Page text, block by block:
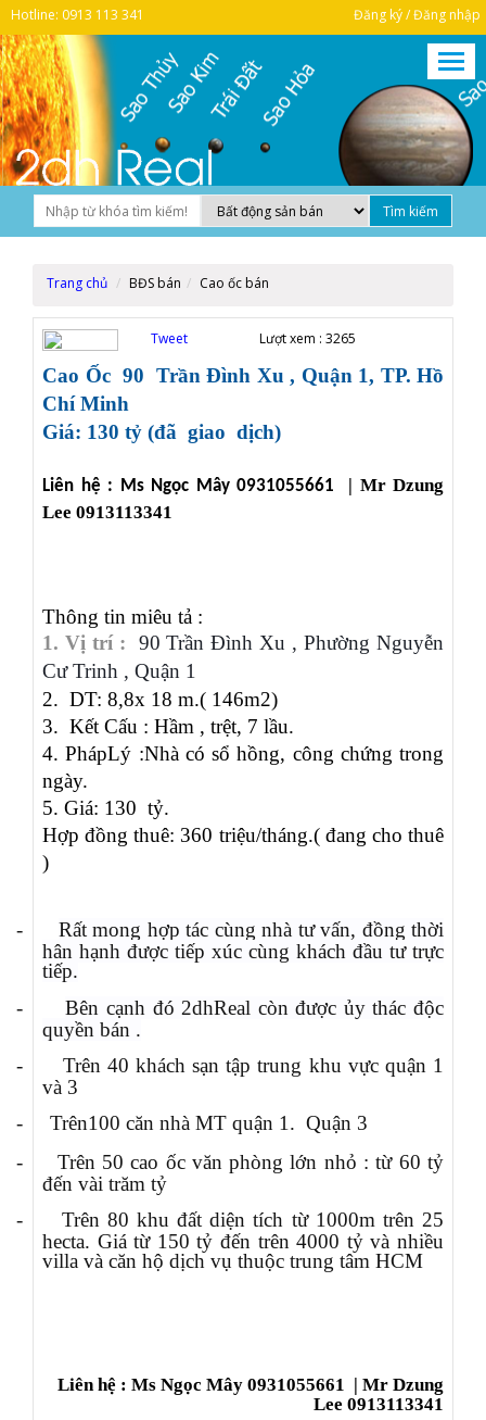
Hotline: 0913 113 341 Đăng ký / Đăng nhập
Trang chủ BĐS bán Cao ốc bán
Tweet Lượt xem : 3265
Cao Ốc 90 Trần Đình Xu , Quận 1, TP. Hồ
Chí Minh
Giá: 130 tỷ (đã giao dịch)
Liên hệ : Ms Ngọc Mây 0931055661
| Mr Dzung
Lee 0913113341
Thông tin miêu tả :
1. Vị trí : 90Trần Đình Xu , Phường Nguyễn
Cư Trinh , Quận 1
2. DT: 8,8x 18 m.( 146m2)
3. Kết Cấu : Hầm , trệt, 7 lầu.
4.PhápLý :Nhà có sổ hồng, công chứng trong
ngày.
5. Giá: 130 tỷ.
Hợp đồng thuê: 360 triệu/tháng.( đang cho thuê
)
-
Rất mong hợp tác cùng nhà tư vấn, đồng thời
hân hạnh được tiếp xúc cùng khách đầu tư trực
tiếp.
-
Bên cạnh đó 2dhReal còn được ủy thác độc
quyền bán .
-
Trên 40 khách sạn tập trung khu vực quận 1
và 3
-
Trên100 căn nhà MT quận 1. Quận 3
-
Trên 50 cao ốc văn phòng lớn nhỏ : từ 60 tỷ
đến vài trăm tỷ
-
Trên 80 khu đất diện tích từ 1000m trên 25
hecta. Giá từ 150 tỷ đến trên 4000 tỷ và nhiều
villa và căn hộ dịch vụ thuộc trung tâm HCM
Liên hệ : Ms Ngọc Mây 0931055661
| Mr Dzung
Lee 0913113341